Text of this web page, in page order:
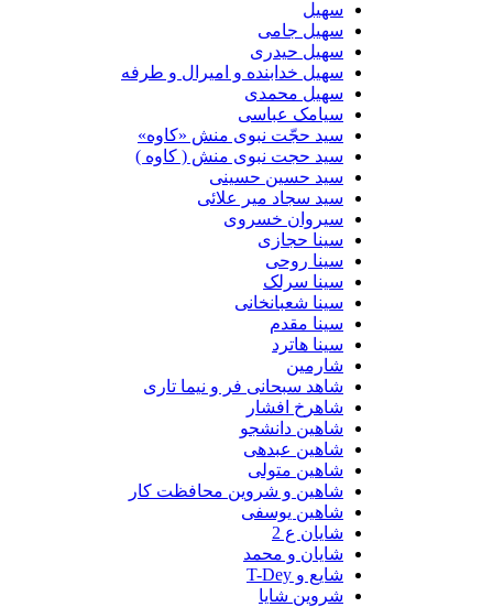
سهیل جامی
سهیل حیدری
سهیل خدابنده و امیرال و طرفه
سهیل محمدی
سیامک عباسی
سید حجّت نبوی منش «کاوه»
سید حجت نبوی منش ( کاوه )
سید حسین حسینى
سید سجاد میر علائی
سیروان خسروی
سینا حجازی
سینا روحی
سینا سرلک
سینا شعبانخانی
سینا مقدم
سینا هاترد
شارمین
شاهد سبحانی فر و نیما تاری
شاهرخ افشار
شاهین دانشجو
شاهین عبدهی
شاهین متولی
شاهین و شروین محافظت کار
شاهین یوسفی
شایان ع 2
شایان و محمد
شایع و T-Dey
شروین شایا